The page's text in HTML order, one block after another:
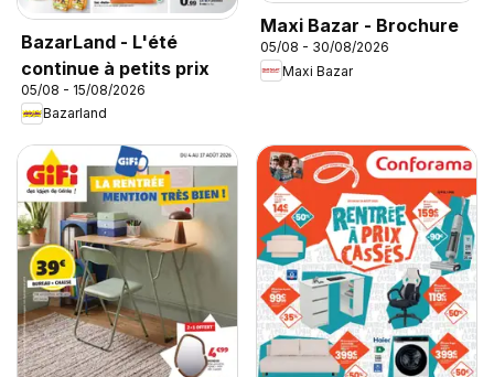
BazarLand - L'été
continue à petits prix
05/08 - 15/08/2026
Bazarland
Maxi Bazar - Brochure
05/08 - 30/08/2026
Maxi Bazar